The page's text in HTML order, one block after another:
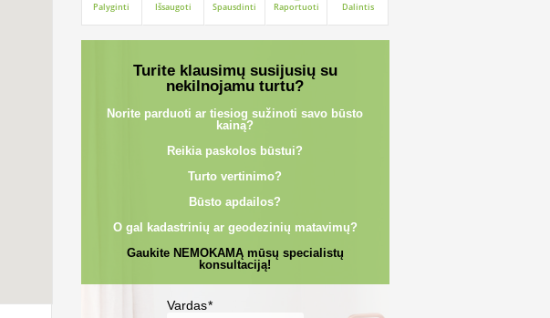
Palyginti Išsaugoti Spausdinti Raportuoti Dalintis
Turite klausimų susijusių su
nekilnojamu turtu?
Norite parduoti ar tiesiog sužinoti savo būsto
kainą?
Reikia paskolos būstui?
Turto vertinimo?
Būsto apdailos?
O gal kadastrinių ar geodezinių matavimų?
Gaukite NEMOKAMĄ mūsų specialistų
konsultaciją!
Vardas*